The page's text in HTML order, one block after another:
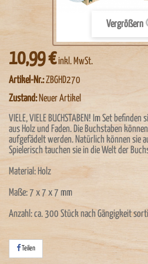
Vergrößern
10,99 €inkl. MwSt.
Artikel-Nr.:ZBGHD270
Zustand: Neuer Artikel
VIELE, VIELE BUCHSTABEN! Im Set
aus Holz und Faden. Die Buchstaben
aufgefädelt werden. Natürlich können sie
Spielerisch tauchen sie in die Welt der
Material: Holz
Maße: 7 x 7 x 7 mm
Anzahl: ca. 300 Stück nach Gängigkeit
Teilen